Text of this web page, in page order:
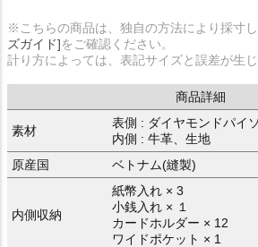
※こちらの商品は、独自の方法により採寸
ズガイド]をご確認ください。
計り方によっては、表記サイズと誤差が生じ
商品詳細
素材
表側 : ダイヤモンドパイ
内側 : 牛革、生地
原産国
ベトナム(縫製)
内側収納
紙幣入れ × 3
小銭入れ × １
カードホルダー × 12
ワイドポケット × 1